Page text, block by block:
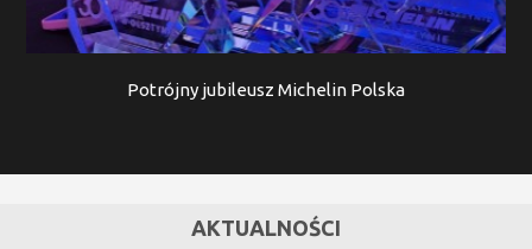
Potrójny jubileusz Michelin Polska
AKTUALNOŚCI